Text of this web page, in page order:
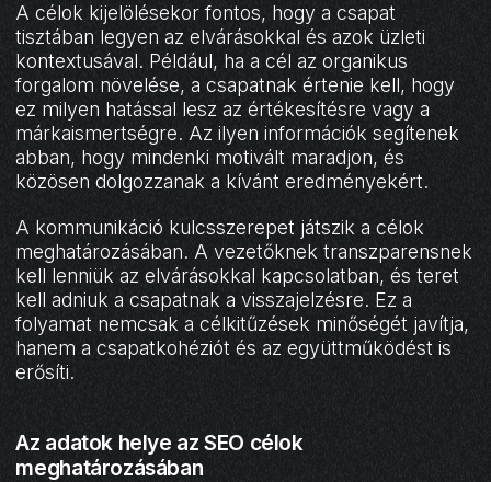
A célok kijelölésekor fontos, hogy a csapat
tisztában legyen az elvárásokkal és azok üzleti
kontextusával. Például, ha a cél az organikus
forgalom növelése, a csapatnak értenie kell, hogy
ez milyen hatással lesz az értékesítésre vagy a
márkaismertségre. Az ilyen információk segítenek
abban, hogy mindenki motivált maradjon, és
közösen dolgozzanak a kívánt eredményekért.
A kommunikáció kulcsszerepet játszik a célok
meghatározásában. A vezetőknek transzparensnek
kell lenniük az elvárásokkal kapcsolatban, és teret
kell adniuk a csapatnak a visszajelzésre. Ez a
folyamat nemcsak a célkitűzések minőségét javítja,
hanem a csapatkohéziót és az együttműködést is
erősíti.
Az adatok helye az SEO célok
meghatározásában